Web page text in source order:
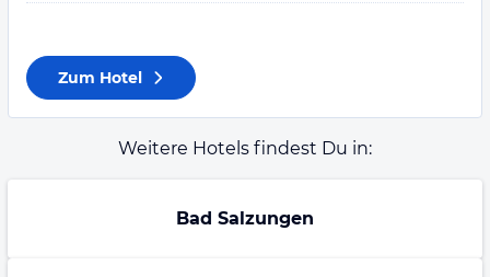
Zum Hotel
Weitere Hotels findest Du in:
Bad Salzungen